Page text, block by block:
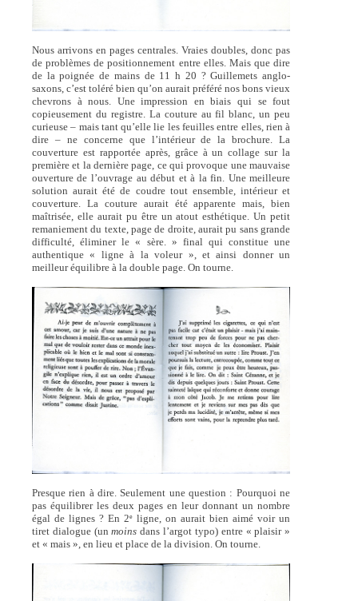
Nous arrivons en pages centrales. Vraies doubles, donc pas
de problèmes de positionnement entre elles. Mais que dire
de la poignée de mains de 11 h 20 ? Guillemets anglo-
saxons, c’est toléré bien qu’on aurait préféré nos bons vieux
chevrons à nous. Une impression en biais qui se fout
copieusement du registre. La couture au fil blanc, un peu
curieuse – mais tant qu’elle lie les feuilles entre elles, rien à
dire – ne concerne que l’intérieur de la brochure. La
couverture est rapportée après, grâce à un collage sur la
première et la dernière page, ce qui provoque une mauvaise
ouverture de l’ouvrage au début et à la fin. Une meilleure
solution aurait été de coudre tout ensemble, intérieur et
couverture. La couture aurait été apparente mais, bien
maîtrisée, elle aurait pu être un atout esthétique. Un petit
remaniement du texte, page de droite, aurait pu sans grande
difficulté, éliminer le « sère. » final qui constitue une
authentique « ligne à la voleur », et ainsi donner un
meilleur équilibre à la double page. On tourne.
Presque rien à dire. Seulement une question : Pourquoi ne
pas équilibrer les deux pages en leur donnant un nombre
égal de lignes ? En 2e ligne, on aurait bien aimé voir un
tiret dialogue (unmoins dans l’argot typo) entre « plaisir »
et « mais », en lieu et place de la division. On tourne.